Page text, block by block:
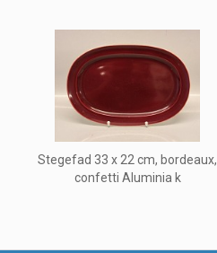
Stegefad 33 x 22 cm, bordeaux,
confetti Aluminia k